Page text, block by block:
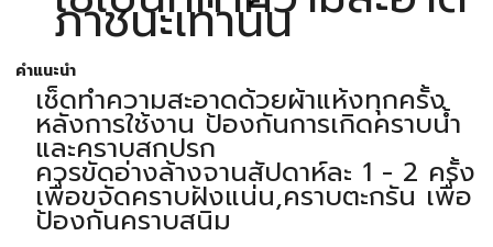
ภาชนะเท่านั้น
คำแนะนำ
เช็ดทำความสะอาดด้วยผ้าแห้งทุกครั้ง
หลังการใช้งาน ป้องกันการเกิดคราบน้ำ
และคราบสกปรก
ควรขัดอ่างล้างจานสัปดาห์ละ 1 - 2 ครั้ง
เพื่อขจัดคราบฝังแน่น,คราบตะกรัน เพื่อ
ป้องกันคราบสนิม